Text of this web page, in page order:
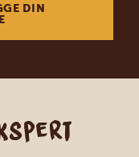
DIN